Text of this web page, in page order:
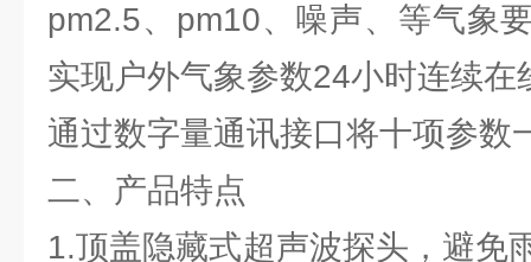
pm2.5、pm10、噪声、等气象
实现户外气象参数24小时连续在
通过数字量通讯接口将十项参数
二、产品特点
1.顶盖隐藏式超声波探头，避免